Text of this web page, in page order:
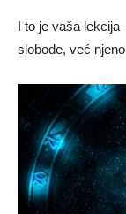
I to je vaša lekcija
slobode, već